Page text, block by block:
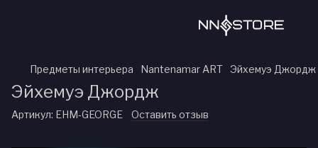
Предметы интерьера Nantenamar ART Эйхемуэ Джордж
Эйхемуэ Джордж
Артикул: EHM-GEORGE Оставить отзыв